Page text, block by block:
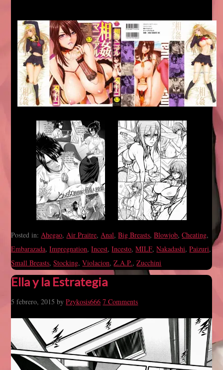
Posted in:Ahegao,Air Praitre,Anal,Big Breasts,Blowjob,Cheating,
Embarazada,Impregnation,Incest,Incesto,MILF,Nakadashi,Paizuri,
Small Breasts,Stocking,Violacion,Z.A.P.,Zucchini
Ella y la Estrategia
5 febrero, 2015 byPzykosis666 7 Comments